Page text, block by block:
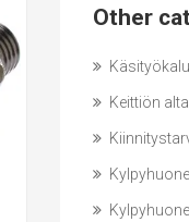
Other
Keittiön